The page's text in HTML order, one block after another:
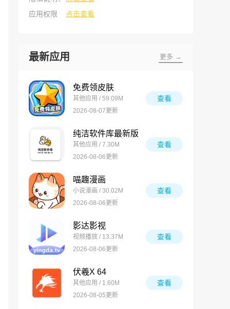
应用权限
点击查看
最新应用 更多 →
免费领皮肤
其他应用 / 59.09M
2026-08-07更新
查看
纯洁软件库最新版
其他应用 / 7.30M
2026-08-06更新
查看
喵趣漫画
小说漫画 / 30.02M
2026-08-06更新
查看
影达影视
视频播放 / 13.37M
2026-08-06更新
查看
伏羲X 64
其他应用 / 1.60M
2026-08-05更新
查看